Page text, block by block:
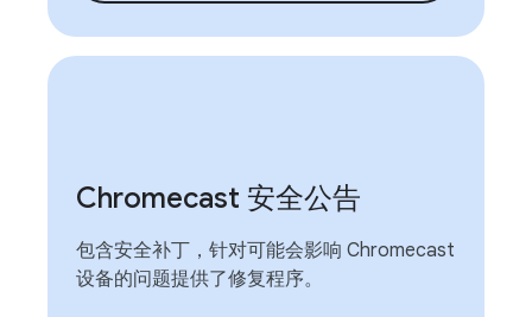
Chromecast 安全公告
包含安全补丁，针对可能会影响 Chromecast
设备的问题提供了修复程序。